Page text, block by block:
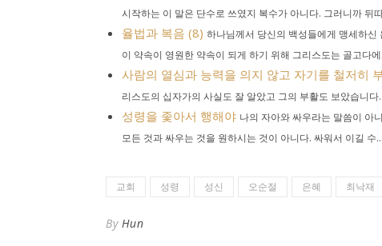
시작하는 이 말은 단수로 쓰였지 복수가 아니다. 그러니까 뒤
율법과 복음 (8) 하나님께서 당신의 백성들에게 맹세하
이 약속이 영원한 약속이 되게 하기 위해 그리스도는 골고다
사람의 열심과 능력을 의지 않고 자기를 철저히
리스도의 십자가의 사실도 잘 알았고 그의 부활도 보았습니
성령을 좇아서 행해야 나의 자아와 싸우라는 말씀이 아
모든 것과 싸우는 것을 원하시는 것이 아니다. 싸워서 이길 수...
교회 성령 성신 오순절 은혜 최낙재
By Hun